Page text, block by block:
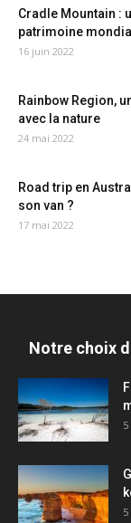
Cradle Mountain :
patrimoine
16 juin 2022
Rainbow Region,
avec la nature
24 mai 2022
Road trip en
son van ?
17 mai 2022
Notre choix